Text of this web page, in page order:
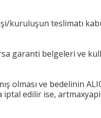
kuruluşun teslimatı
garanti belgeleri ve
olması ve bedelinin
iptal edilir ise,